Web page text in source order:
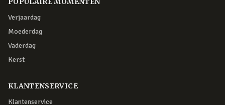
Verjaardag
Moederdag
Vaderdag
Kerst
KLANTENSERVICE
Klantenservice